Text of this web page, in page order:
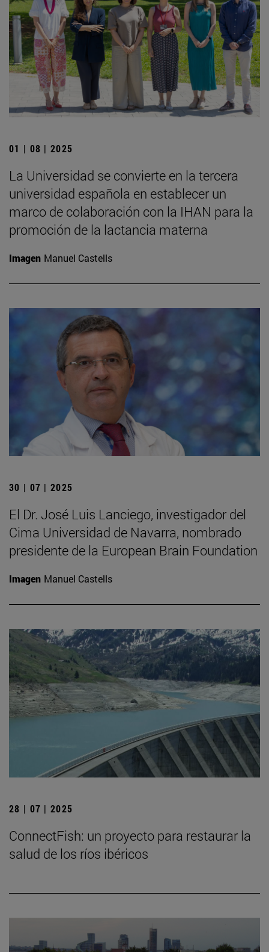
01 | 08 | 2025
La Universidad se convierte en la tercera
universidad española en establecer un
marco de colaboración con la IHAN para la
promoción de la lactancia materna
Imagen Manuel Castells
30 | 07 | 2025
El Dr. José Luis Lanciego, investigador del
Cima Universidad de Navarra, nombrado
presidente de la European Brain Foundation
Imagen Manuel Castells
28 | 07 | 2025
ConnectFish: un proyecto para restaurar la
salud de los ríos ibéricos